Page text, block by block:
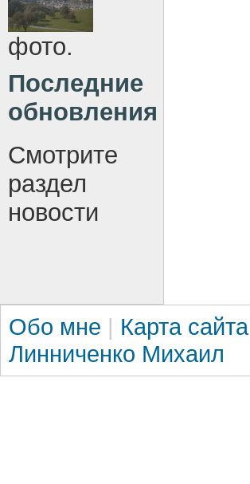
фото.
Последние
обновления
Смотрите
раздел
новости
Обо мне | Карта сайта
Линниченко Михаил